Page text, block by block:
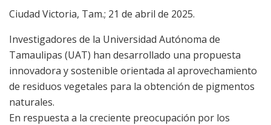
Ciudad Victoria, Tam.; 21 de abril de 2025.
Investigadores de la Universidad Autónoma de
Tamaulipas (UAT) han desarrollado una propuesta
innovadora y sostenible orientada al aprovechamiento
de residuos vegetales para la obtención de pigmentos
naturales.
En respuesta a la creciente preocupación por los